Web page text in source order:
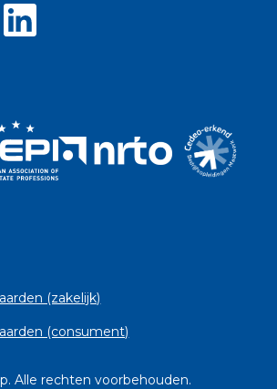
Alle rechten voorbehouden.
(zakelijk)
(consument)